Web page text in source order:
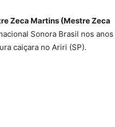
Zeca Martins (Mestre Zeca
Sonora Brasil nos anos
caiçara no Ariri (SP).